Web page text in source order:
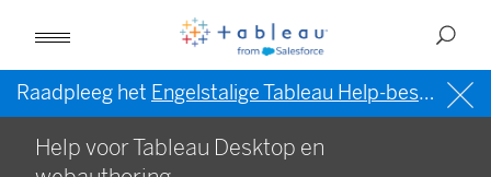
Raadpleeg het Engelstalige Tableau Help-bestand (VS)
Help voor Tableau Desktop en